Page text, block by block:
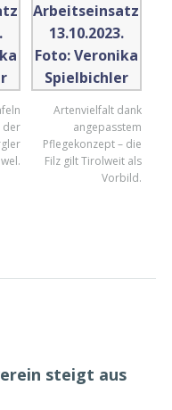
der
Artenvielfalt dank
angepasstem
Pflegekonzept – die
Filz gilt Tirolweit als
Vorbild.
steigt aus